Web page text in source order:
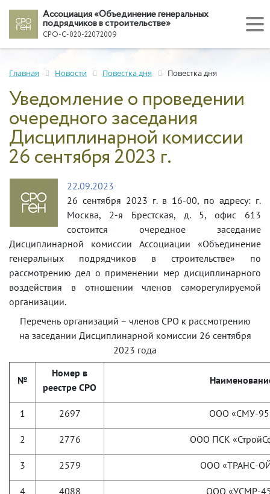
Ассоциация «Объединение генеральных
подрядчиков в строительстве»
СРО-С-020-22072009
Главная Новости Повестка дня Повестка дня
Уведомление о проведении
очередного заседания
Дисциплинарной комиссии
26 сентября 2023 г.
22.09.2023
26 сентября 2023 г. в 16-00, по адресу: г.
Москва, 2-я Брестская, д. 5, офис 613
состоится очередное заседание
Дисциплинарной комиссии Ассоциации «Объединение
генеральных подрядчиков в строительстве» по
рассмотрению дел о применении мер дисциплинарного
воздействия в отношении членов саморегулируемой
организации.
Перечень организаций – членов СРО к рассмотрению
на заседании Дисциплинарной комиссии 26 сентября
2023 года
№
Номер в
реестре СРО
1 2697 ООО «СМУ-
2 2776 ООО ПСК
3 2579 ООО «ТРАНС-
4 4088 ООО «УСМР-